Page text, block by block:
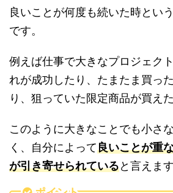
良いことが何度も続いた時とい
です。
例えば仕事で大きなプロジェク
れが成功したり、たまたま買っ
り、狙っていた限定商品が買えた
このように大きなことでも小さ
く、自分によって良いことが重
が引き寄せられていると言えます